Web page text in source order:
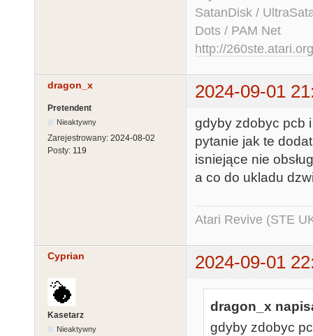
SatanDisk /
Dots / PAM Net
http://260ste.atari.org
dragon_x 2024-09-01
Pretendent
Nieaktywny
Zarejestrowany: 2024-08-02
Posty: 119
gdyby zdobyc pcb
pytanie jak te
isniejące nie
a co do ukladu
Atari Revive (STE
Cyprian 2024-09-01
Kasetarz
Nieaktywny
dragon_x
gdyby zdobyc